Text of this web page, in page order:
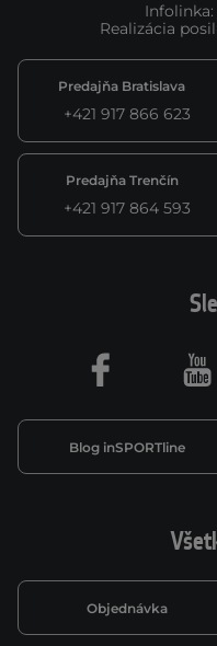
Infolinka:
Realizácia
Predajňa Bratislava
+421 917 866 623
Predajňa Trenčín
+421 917 864 593
Objednávka
Blog inSPORTline
Facebook